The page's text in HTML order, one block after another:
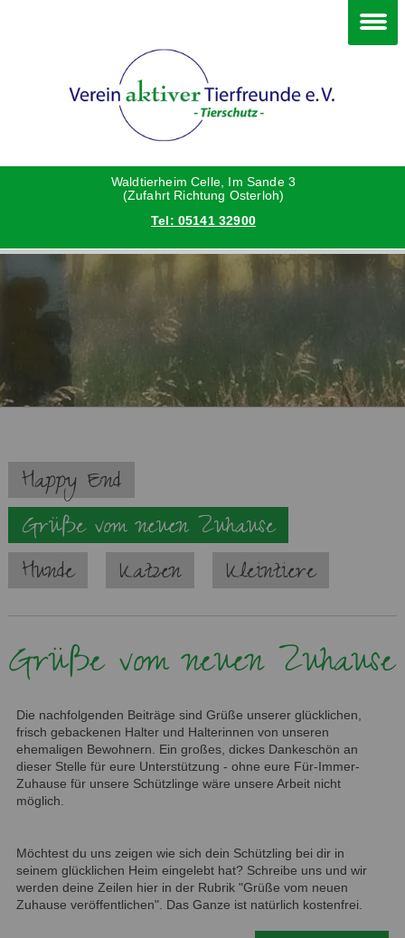
Waldtierheim Celle, Im Sande 3
(Zufahrt Richtung Osterloh)
Tel: 05141 32900
Navigation
überspringen
Happy End
Grüße vom neuen Zuhause
Hunde
Katzen Kleintiere
Grüße vom neuen Zuhause
Die nachfolgenden Beiträge sind Grüße unserer glücklichen,
frisch gebackenen Halter und Halterinnen von unseren
ehemaligen Bewohnern. Ein großes, dickes Dankeschön an
dieser Stelle für eure Unterstützung - ohne eure Für-Immer-
Zuhause für unsere Schützlinge wäre unsere Arbeit nicht
möglich.
Möchtest du uns zeigen wie sich dein Schützling bei dir in
seinem glücklichen Heim eingelebt hat? Schreibe uns und wir
werden deine Zeilen hier in der Rubrik "Grüße vom neuen
Zuhause veröffentlichen". Das Ganze ist natürlich kostenfrei.
Katzen
Vermittlungshilfe privat
Danke an die Helfer
Vorstand
Satzung